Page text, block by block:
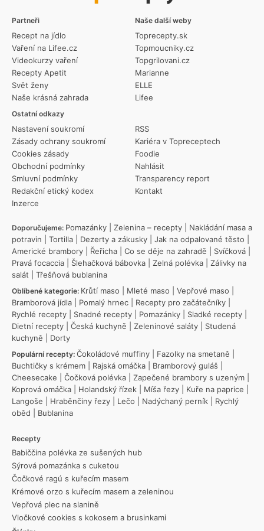
Partneři
Recept na jídlo
Vaření na Lifee.cz
Videokurzy vaření
Recepty Apetit
Svět ženy
Naše krásná zahrada
Ostatní odkazy
Nastavení soukromí
Zásady ochrany soukromí
Cookies zásady
Obchodní podmínky
Smluvní podmínky
Redakční etický kodex
Inzerce
RSS
Kariéra v Topreceptech
Foodie
Nahlásit
Transparency report
Kontakt
Naše další weby
Toprecepty.sk
Topmoucniky.cz
Topgrilovani.cz
Marianne
ELLE
Lifee
Doporučujeme: Pomazánky Zelenina – recepty
Nakládání masa a
potravin
Tortilla Dezerty a zákusky Jak na odpalované těsto
Americké brambory
Řeřicha Co se děje na zahradě Svíčková
Pravá focaccia
Šlehačková bábovka Zelná polévka
Zálivky na
salát
Třešňová bublanina
Oblíbené kategorie: Krůtí maso Mleté maso Vepřové maso
Bramborová jídla
Pomalý hrnec Recepty pro začátečníky
Rychlé recepty
Snadné recepty Pomazánky Sladké recepty
Dietní recepty
Česká kuchyně Zeleninové saláty
Studená
kuchyně
Dorty
Populární recepty: Čokoládové muffiny Fazolky na smetaně
Buchtičky s krémem
Rajská omáčka Bramborový guláš
Cheesecake
Čočková polévka Zapečené brambory s uzeným
Koprová omáčka
Holandský řízek Míša řezy Kuře na paprice
Langoše
Hraběnčiny řezy Lečo Nadýchaný perník
Rychlý
oběd
Bublanina
Recepty
Babiččina polévka ze sušených hub
Sýrová pomazánka s cuketou
Čočkové ragú s kuřecím masem
Krémové orzo s kuřecím masem a zeleninou
Vepřová plec na slanině
Vločkové cookies s kokosem a brusinkami